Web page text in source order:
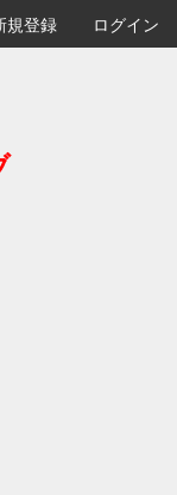
規登録 ログイン